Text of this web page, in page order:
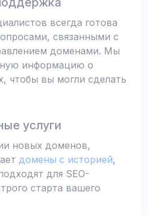
всегда готова
связанными с
доменами. Мы
информацию о
чтобы вы могли сделать
услуги
новых доменов,
домены с историей,
для SEO-
старта вашего